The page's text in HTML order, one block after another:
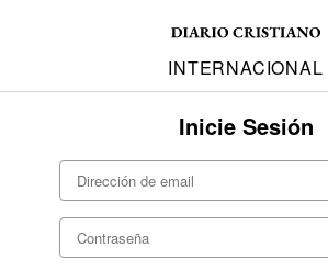
INTERNACIONAL
Inicie Sesión